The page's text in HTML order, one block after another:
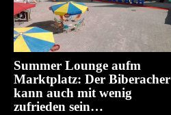
Summer Lounge aufm
Marktplatz: Der Biberacher
kann auch mit wenig
zufrieden sein…